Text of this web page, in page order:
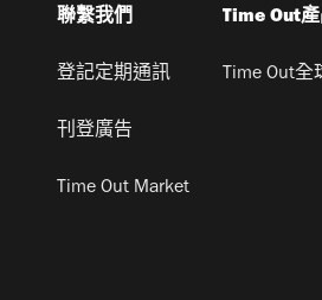
聯繫我們
登記定期通訊
刊登廣告
Time Out Market
Time Out
Time Out全